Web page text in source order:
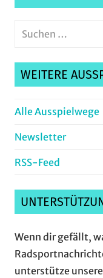
Suchen
WEITERE
Alle Ausspielwege
Newsletter
RSS-Feed
Wenn dir gefällt,
unterstütze